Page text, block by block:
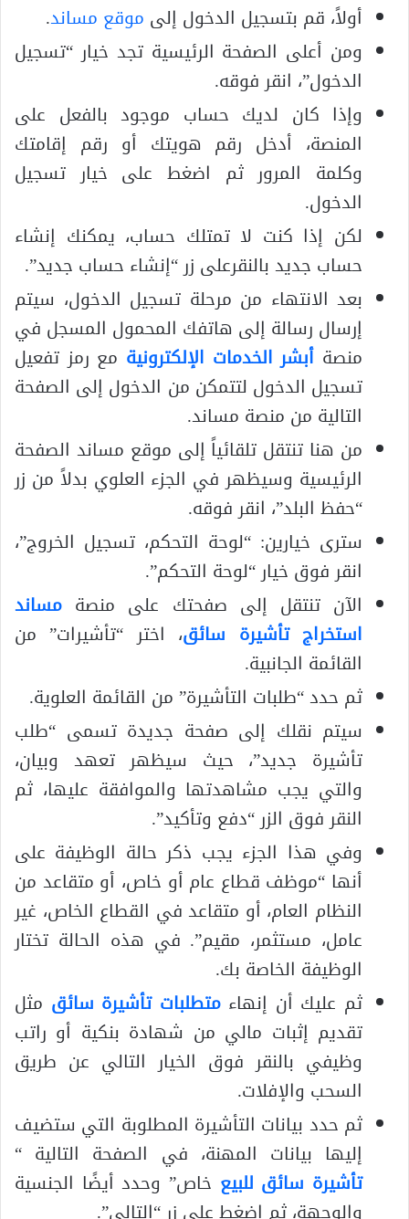
أولاً، قم بتسجيل الدخول إلى موقع مساند.
ومن أعلى الصفحة الرئيسية تجد خيار “تسجيل
الدخول”، انقر فوقه.
وإذا كان لديك حساب موجود بالفعل على
المنصة، أدخل رقم هويتك أو رقم إقامتك
وكلمة المرور ثم اضغط على خيار تسجيل
الدخول.
لكن إذا كنت لا تمتلك حساب، يمكنك إنشاء
حساب جديد بالنقرعلى زر “إنشاء حساب جديد”.
بعد الانتهاء من مرحلة تسجيل الدخول، سيتم
إرسال رسالة إلى هاتفك المحمول المسجل في
منصة أبشر الخدمات الإلكترونية مع رمز تفعيل
تسجيل الدخول لتتمكن من الدخول إلى الصفحة
التالية من منصة مساند.
من هنا تنتقل تلقائياً إلى موقع مساند الصفحة
الرئيسية وسيظهر في الجزء العلوي بدلاً من زر
“حفظ البلد”، انقر فوقه.
سترى خيارين: “لوحة التحكم، تسجيل الخروج”،
انقر فوق خيار “لوحة التحكم”.
الآن تنتقل إلى صفحتك على منصة مساند
استخراج تأشيرة سائق، اختر “تأشيرات” من
القائمة الجانبية.
ثم حدد “طلبات التأشيرة” من القائمة العلوية.
سيتم نقلك إلى صفحة جديدة تسمى “طلب
تأشيرة جديد”، حيث سيظهر تعهد وبيان،
والتي يجب مشاهدتها والموافقة عليها، ثم
النقر فوق الزر “دفع وتأكيد”.
وفي هذا الجزء يجب ذكر حالة الوظيفة على
أنها “موظف قطاع عام أو خاص، أو متقاعد من
النظام العام، أو متقاعد في القطاع الخاص، غير
عامل، مستثمر، مقيم”. في هذه الحالة تختار
الوظيفة الخاصة بك.
ثم عليك أن إنهاءمتطلبات تأشيرة سائق مثل
تقديم إثبات مالي من شهادة بنكية أو راتب
وظيفي بالنقر فوق الخيار التالي عن طريق
السحب والإفلات.
ثم حدد بيانات التأشيرة المطلوبة التي ستضيف
إليها بيانات المهنة، في الصفحة التالية “
تأشيرة سائق للبيع خاص” وحدد أيضًا الجنسية
والوجهة، ثم اضغط على زر “التالي”.